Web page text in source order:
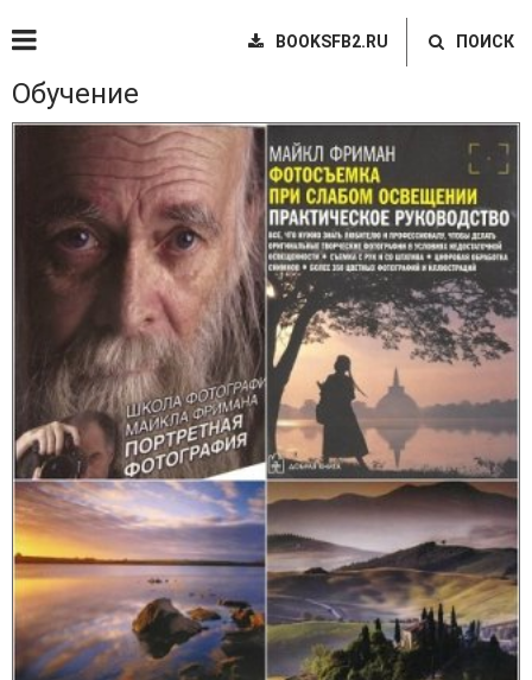
BOOKSFB2.RU ПОИСК
Обучение